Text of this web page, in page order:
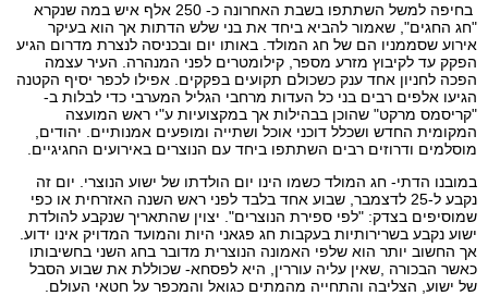
בחיפה למשל השתתפו בשבת האחרונה כ- 250 אלף איש במה שנקרא
"חג החגים", שאמור להביא ביחד את בני שלש הדתות אך הוא בעיקר
אירוע שסממניו הם של חג המולד. באותו יום ובכניסה לנצרת מדרום הגיע
הפקק עד לקיבוץ מזרע מספר, קילומטרים לפני המנהרה. העיר עצמה
הפכה לחניון אחד ענק כשכולם תקועים בפקקים. אפילו לכפר יסיף הקטנה
הגיעו אלפים רבים בני כל העדות מרחבי הגליל המערבי כדי לבלות ב-
"קריסמס מרקט" שהוכן בבהילות אך במקצועיות ע"י ראש המועצה
המקומית החדש ושכלל דוכני אוכל ושתייה ומופעים אמנותיים. יהודים,
מוסלמים ודרוזים רבים השתתפו ביחד עם הנוצרים באירועים החגיגיים.
במובנו הדתי- חג המולד כשמו הינו יום הולדתו של ישוע הנוצרי. יום זה
נקבע ל-25 לדצמבר, שבוע אחד בלבד לפני ראש השנה האזרחית או כפי
שמוסיפים בצדק: "לפי ספירת הנוצרים". יצוין שהתאריך שנקבע להולדת
ישוע נקבע בשרירותיות בעקבות חג פגאני היות והמועד המדויק אינו ידוע.
אך החשוב יותר הוא שלפי האמונה הנוצרית מדובר בחג השני בחשיבותו
כאשר הבכורה ,שאין עליה עוררין, היא לפסחא- שכוללת את שבוע הסבל
של ישוע, הצליבה והתחייה מהמתים כגואל והמכפר על חטאי העולם.